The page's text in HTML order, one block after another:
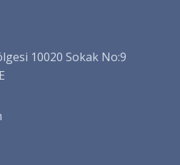
10020 Sokak No:9